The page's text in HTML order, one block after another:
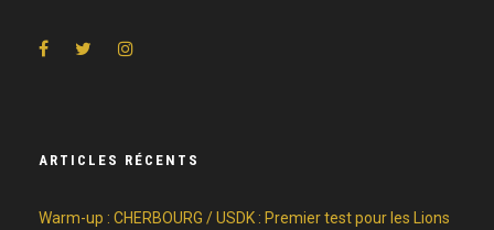
ARTICLES RÉCENTS
Warm-up : CHERBOURG / USDK : Premier test pour les Lions